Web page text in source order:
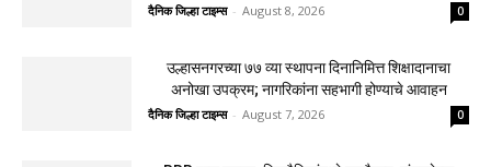
दैनिक जिल्हा टाइम्स - August 8, 2026 0
उल्हासनगरच्या ७७ व्या स्थापना दिनानिमित्त शिक्षादानाचा
अनोखा उपक्रम; नागरिकांना सहभागी होण्याचे आवाहन
दैनिक जिल्हा टाइम्स - August 7, 2026 0